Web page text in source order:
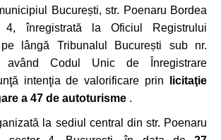
București, str. Poenaru Bordea
înregistrată la Oficiul Registrului
lângă Tribunalul București sub nr.
având Codul Unic de Înregistrare
intenţia de valorificare prin
licitaţie
a 47 de autoturisme .
la sediul central din str. Poenaru